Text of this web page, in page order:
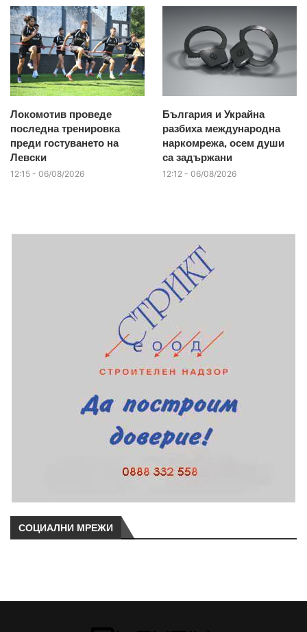
Локомотив проведе
последна тренировка
преди гостуването на
Левски
12:15 - 06/08/2026
България и Украйна
разбиха международна
наркомрежа, осем души
са задържани
12:12 - 06/08/2026
СОЦИАЛНИ МРЕЖИ